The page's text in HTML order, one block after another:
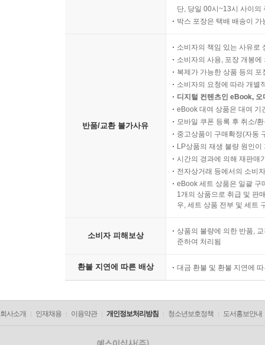
단, 당일 00시~13시 사이의
박스 포장은 택배 배송이
반품/교환 불가사유
소비자의 책임 있는 사유로
소비자의 사용, 포장 개봉
복제가 가능한 상품 등의
소비자의 요청에 따라 개별
디지털 컨텐츠인 eBook,
eBook 대여 상품은 대여 기
모바일 쿠폰 등록 후 취소/
중고상품이 구매확정(자동
LP상품의 재생 불량 원인
시간의 경과에 의해 재판매
전자상거래 등에서의 소비
eBook 세트 상품은 일괄 구
1개의 상품으로 취급 및 판
우, 세트 상품 전부 및 세트
소비자 피해보상
상품의 불량에 의한 반품,
준하여 처리됨
환불 지연에 따른 배상 대금 환불 및 환불 지연에
회사소개 인재채용 이용약관 개인정보처리방침 청소년보호정책 도서홍보안내